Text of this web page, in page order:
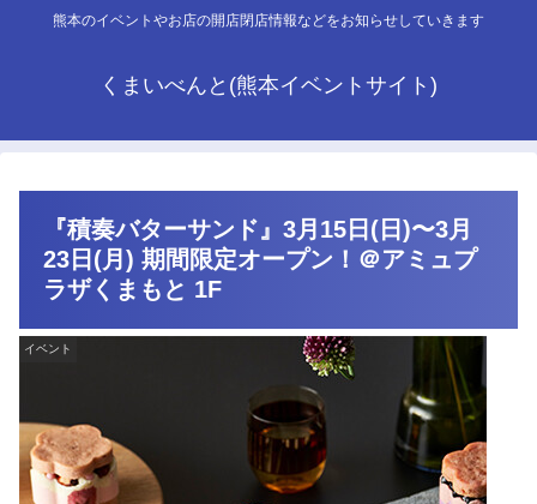
熊本のイベントやお店の開店閉店情報などをお知らせしていきます
くまいべんと(熊本イベントサイト)
『積奏バターサンド』3月15日(日)〜3月
23日(月) 期間限定オープン！＠アミュプ
ラザくまもと 1F
イベント